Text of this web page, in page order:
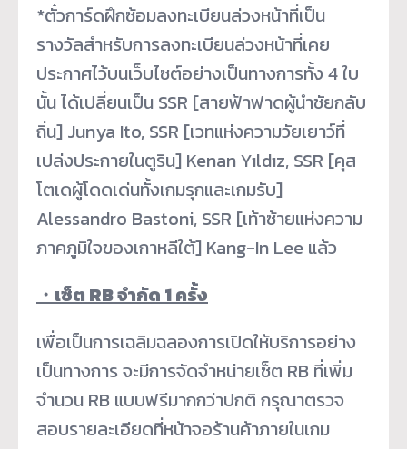
*ตั๋วการ์ดฝึกซ้อมลงทะเบียนล่วงหน้าที่เป็น
รางวัลสำหรับการลงทะเบียนล่วงหน้าที่เคย
ประกาศไว้บนเว็บไซต์อย่างเป็นทางการทั้ง 4 ใบ
นั้น ได้เปลี่ยนเป็น SSR [สายฟ้าฟาดผู้นำชัยกลับ
ถิ่น] Junya Ito, SSR [เวทแห่งความวัยเยาว์ที่
เปล่งประกายในตูริน] Kenan Yıldız, SSR [คุส
โตเดผู้โดดเด่นทั้งเกมรุกและเกมรับ]
Alessandro Bastoni, SSR [เท้าซ้ายแห่งความ
ภาคภูมิใจของเกาหลีใต้] Kang-In Lee แล้ว
・ เซ็ต RB จำกัด 1 ครั้ง
เพื่อเป็นการเฉลิมฉลองการเปิดให้บริการอย่าง
เป็นทางการ จะมีการจัดจำหน่ายเซ็ต RB ที่เพิ่ม
จำนวน RB แบบฟรีมากกว่าปกติ กรุณาตรวจ
สอบรายละเอียดที่หน้าจอร้านค้าภายในเกม